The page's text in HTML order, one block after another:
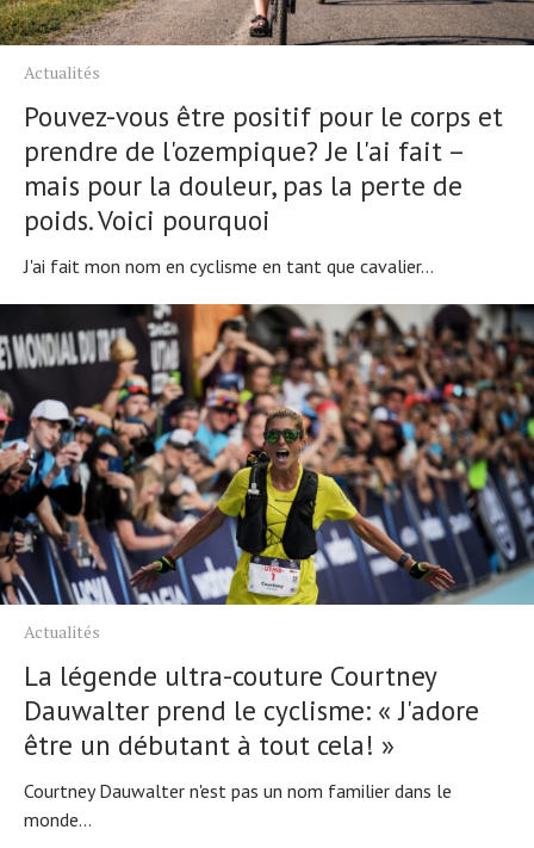
Actualités
Pouvez-vous être positif pour le corps et
prendre de l'ozempique? Je l'ai fait –
mais pour la douleur, pas la perte de
poids. Voici pourquoi
J'ai fait mon nom en cyclisme en tant que cavalier...
Actualités
La légende ultra-couture Courtney
Dauwalter prend le cyclisme: « J'adore
être un débutant à tout cela! »
Courtney Dauwalter n'est pas un nom familier dans le
monde...